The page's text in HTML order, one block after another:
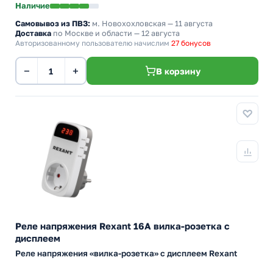
Наличие
Самовывоз из ПВЗ: м. Новохохловская — 11 августа
Доставка по Москве и области — 12 августа
Авторизованному пользователю начислим 27 бонусов
− + В корзину
Реле напряжения Rexant 16А вилка-розетка c
дисплеем
Реле напряжения «вилка-розетка» c дисплеем Rexant